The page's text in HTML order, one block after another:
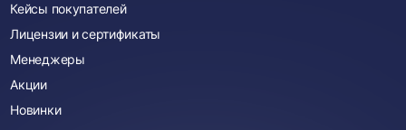
Кейсы покупателей
Лицензии и сертификаты
Менеджеры
Акции
Новинки